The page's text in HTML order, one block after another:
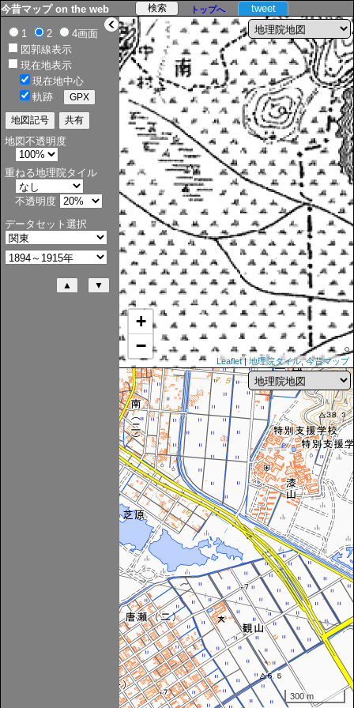
> tweet
今昔マップ on the web トップへ
+
−
Leaflet|地理院タイル,今昔マップ
300 m
1 2
4画面
図郭線表示
現在地表示
現在地中心
軌跡
地図不透明度
重ねる地理院タイル
不透明度
データセット選択